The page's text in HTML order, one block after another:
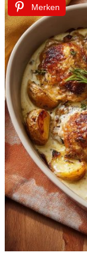
Merken